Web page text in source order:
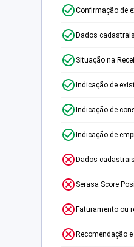
Confirmação de
Dados
Situação na
Indicação de
Indicação de
Indicação de
Dados
Serasa Score
Faturamento ou
Recomendação